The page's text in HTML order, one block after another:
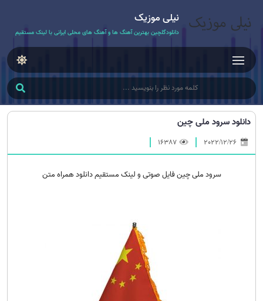
نیلی موزیک
دانلودگلچین بهترین آهنگ ها و آهنگ های محلی ایرانی با لینک مستقیم
دانلود سرود ملی چین
16387
سرود ملی چین فایل صوتی و لینک مستقیم دانلود همراه متن